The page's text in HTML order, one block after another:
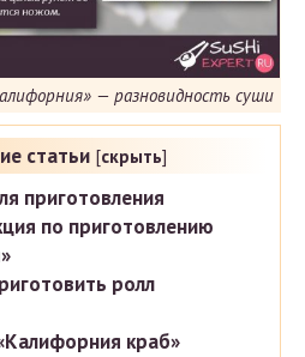
— разновидность суши
статьи [скрыть]
приготовления
по приготовлению
ролл
краб»